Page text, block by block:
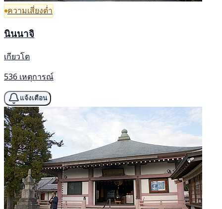
ความเสี่ยงต่ำ
นินนาจิ
เกียวโต
536 เหตุการณ์
แจ้งเตือน